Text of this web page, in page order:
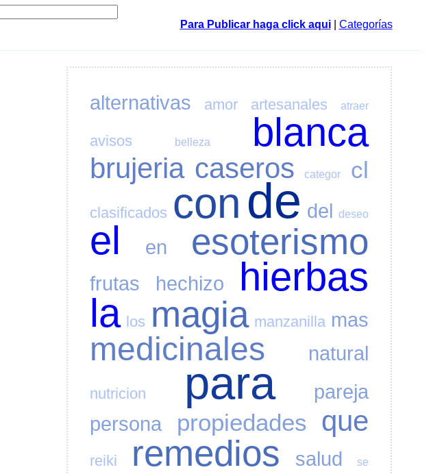
Para Publicar haga click aqui| Categorías
alternativas amor artesanales atraer
avisos belleza blanca
brujeria caseros categor cl
clasificados con de del deseo
el en esoterismo
frutas hechizo
hierbas
la los magia manzanilla mas
medicinales natural
nutricion para
pareja
persona
propiedades que
reiki remedios salud se